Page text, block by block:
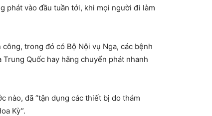
phát vào đầu tuần tới, khi mọi người đi làm
trong đó có Bộ Nội vụ Nga, các bệnh
Quốc hay hãng chuyển phát nhanh
nào, đã “tận dụng các thiết bị do thám
Kỳ”.